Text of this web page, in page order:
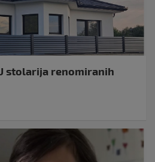
stolarija renomiranih